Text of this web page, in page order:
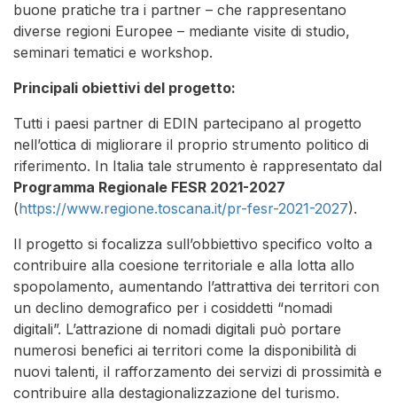
buone pratiche tra i partner – che rappresentano
diverse regioni Europee – mediante visite di studio,
seminari tematici e workshop.
Principali obiettivi del progetto:
Tutti i paesi partner di EDIN partecipano al progetto
nell’ottica di migliorare il proprio strumento politico di
riferimento. In Italia tale strumento è rappresentato dal
Programma Regionale FESR 2021-2027
(https://www.regione.toscana.it/pr-fesr-2021-2027).
Il progetto si focalizza sull’obbiettivo specifico volto a
contribuire alla coesione territoriale e alla lotta allo
spopolamento, aumentando l’attrattiva dei territori con
un declino demografico per i cosiddetti “nomadi
digitali”. L’attrazione di nomadi digitali può portare
numerosi benefici ai territori come la disponibilità di
nuovi talenti, il rafforzamento dei servizi di prossimità e
contribuire alla destagionalizzazione del turismo.